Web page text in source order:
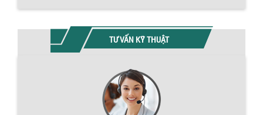
TƯ VẤN KỸ THUẬT
BỒN CHỨA GIẢI NHIỆT SƠN, MỰC IN
Bồn chứa giải nhiệt sơn, mực in có cấu
tạo gồm 2 lớp inox và được dùng để
làm giảm nhiệt độ của nguyên...